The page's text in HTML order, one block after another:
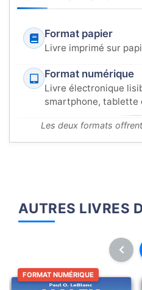
Format papier
Livre imprimé sur
Format numérique
Livre électronique
smartphone, tablette
Les deux formats
AUTRES LIVRES
FORMAT NUMÉRIQUE